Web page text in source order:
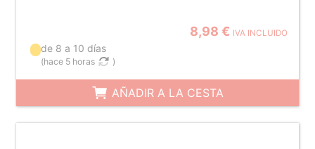
8,98 € IVA INCLUIDO
de 8 a 10 días
(hace 5 horas )
AÑADIR A LA CESTA